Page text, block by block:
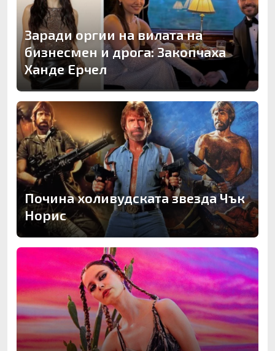
Заради оргии на вилата на
бизнесмен и дрога: Закопчаха
Ханде Ерчел
Почина холивудската звезда Чък
Норис